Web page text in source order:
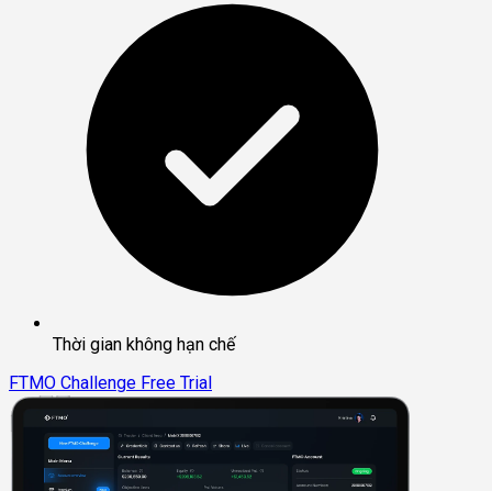
Thời gian không hạn chế
FTMO Challenge Free Trial